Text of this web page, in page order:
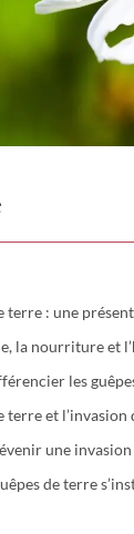
terre : une
terre et
une invasion